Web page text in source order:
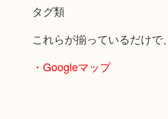
タグ類
これらが揃っているだけで
・Googleマップ